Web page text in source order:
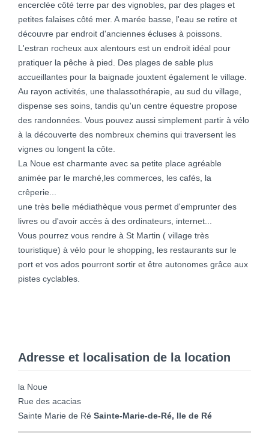
encerclée côté terre par des vignobles, par des plages et
petites falaises côté mer. A marée basse, l'eau se retire et
découvre par endroit d'anciennes écluses à poissons.
L'estran rocheux aux alentours est un endroit idéal pour
pratiquer la pêche à pied. Des plages de sable plus
accueillantes pour la baignade jouxtent également le village.
Au rayon activités, une thalassothérapie, au sud du village,
dispense ses soins, tandis qu'un centre équestre propose
des randonnées. Vous pouvez aussi simplement partir à vélo
à la découverte des nombreux chemins qui traversent les
vignes ou longent la côte.
La Noue est charmante avec sa petite place agréable
animée par le marché,les commerces, les cafés, la
crêperie...
une très belle médiathèque vous permet d'emprunter des
livres ou d'avoir accès à des ordinateurs, internet...
Vous pourrez vous rendre à St Martin ( village très
touristique) à vélo pour le shopping, les restaurants sur le
port et vos ados pourront sortir et être autonomes grâce aux
pistes cyclables.
Adresse et localisation de la location
la Noue
Rue des acacias
Sainte Marie de Ré Sainte-Marie-de-Ré, Ile de Ré